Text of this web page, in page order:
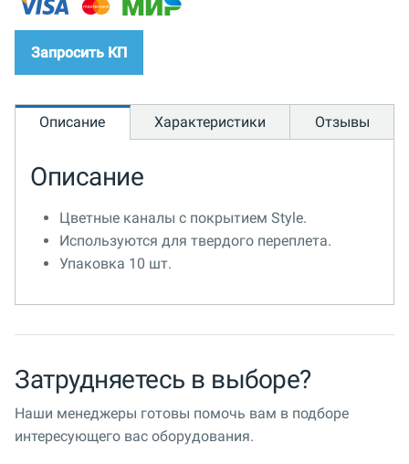
Запросить КП
Описание Характеристики Отзывы
Описание
Цветные каналы с покрытием Style.
Используются для твердого переплета.
Упаковка 10 шт.
Затрудняетесь в выборе?
Наши менеджеры готовы помочь вам в подборе
интересующего вас оборудования.